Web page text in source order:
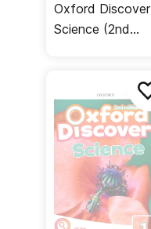
Oxford Discover
Science (2nd
Флэшкарты